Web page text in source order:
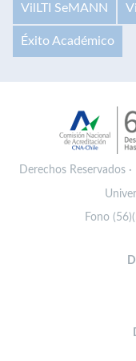
VilLTI SeMANN
Éxito Académico
Derechos Reservados
Fono